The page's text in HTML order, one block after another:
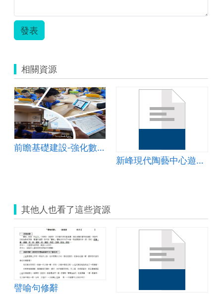
發表
相關資源
前瞻基礎建設-強化數位教學暨學習資訊應用環境計畫-英文繪本I can handle it!
新峰現代陶藝中心遊學之旅
其他人也看了這些資源
譬喻句修辭